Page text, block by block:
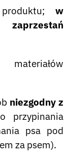
w
niezgodny z
przypinania
psa pod
za psem).